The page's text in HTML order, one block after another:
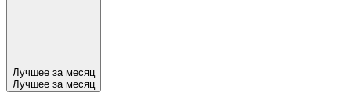
Лучшее за месяц
Лучшее за месяц